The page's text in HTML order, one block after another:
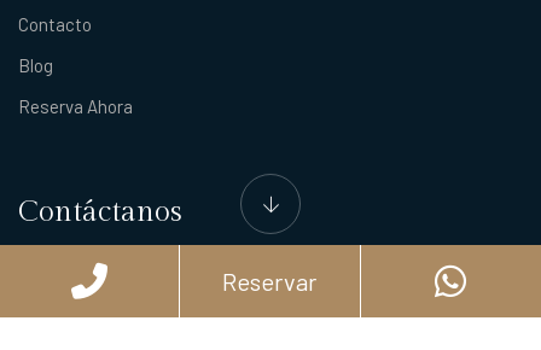
Contacto
Blog
Reserva Ahora
Contáctanos
10a Avenida Sur 641, Centro, 77600 San Miguel de Cozumel, Q.R.
Reservar